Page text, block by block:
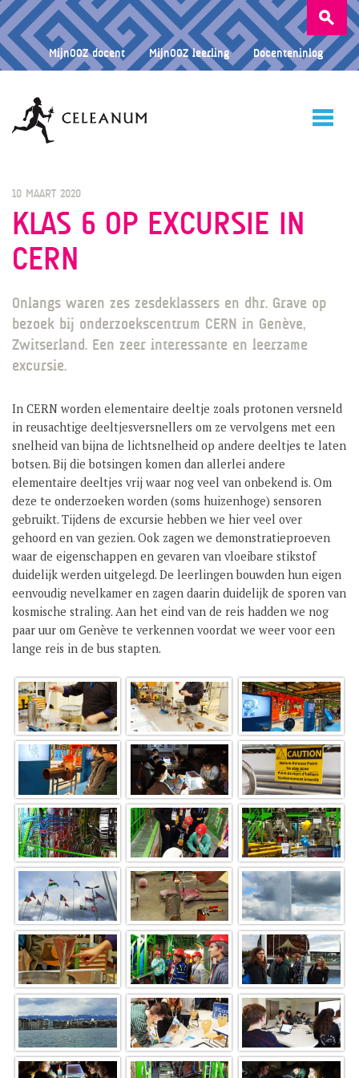
Zoeken
naar:
MijnOOZ docent MijnOOZ leerling Docenteninlog
ONDERWIJS
10 MAART 2020
KLAS 6 OP EXCURSIE IN
CERN
Onlangs waren zes zesdeklassers en dhr. Grave op
bezoek bij onderzoekscentrum CERN in Genève,
Zwitserland. Een zeer interessante en leerzame
excursie.
In CERN worden elementaire deeltje zoals protonen versneld
in reusachtige deeltjesversnellers om ze vervolgens met een
snelheid van bijna de lichtsnelheid op andere deeltjes te laten
botsen. Bij die botsingen komen dan allerlei andere
elementaire deeltjes vrij waar nog veel van onbekend is. Om
deze te onderzoeken worden (soms huizenhoge) sensoren
gebruikt. Tijdens de excursie hebben we hier veel over
gehoord en van gezien. Ook zagen we demonstratieproeven
waar de eigenschappen en gevaren van vloeibare stikstof
duidelijk werden uitgelegd. De leerlingen bouwden hun eigen
eenvoudig nevelkamer en zagen daarin duidelijk de sporen van
kosmische straling. Aan het eind van de reis hadden we nog
paar uur om Genève te verkennen voordat we weer voor een
lange reis in de bus stapten.